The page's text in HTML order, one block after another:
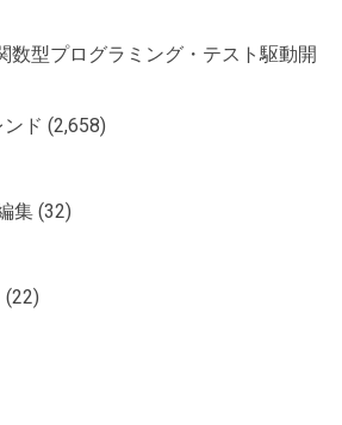
数型プログラミング・テスト駆動開
ド (2,658)
集 (32)
(22)